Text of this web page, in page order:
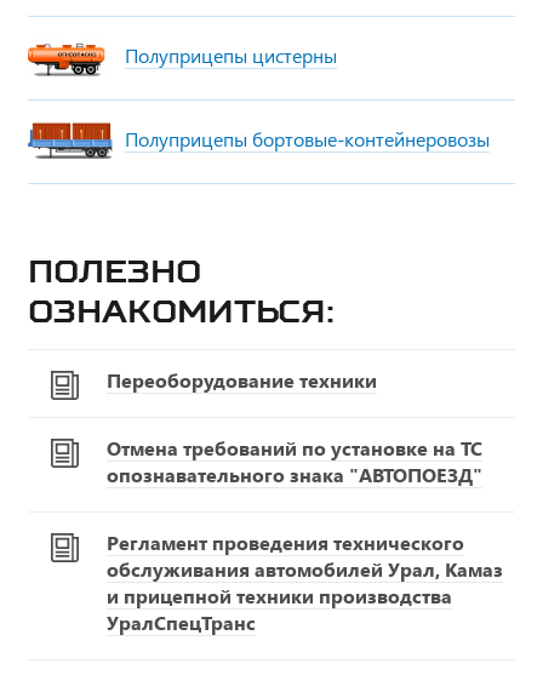
Полуприцепы цистерны
Полуприцепы бортовые-контейнеровозы
Полезно
ознакомиться:
Переоборудование техники
Отмена требований по установке на ТС
опознавательного знака "АВТОПОЕЗД"
Регламент проведения технического
обслуживания автомобилей Урал, Камаз
и прицепной техники производства
УралСпецТранс